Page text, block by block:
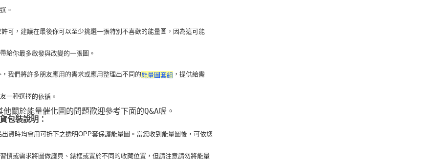
。
許可，建議在最後你可以至少挑選一張特別不喜歡的能量圖，因為這可能
給你最多啟發與改變的一張圖。
，我們將許多朋友應用的需求或應用整理出不同的
能量圖套組 ，提供給需
一種選擇的依循。
關於能量催化圖的問題歡迎參考下面的Q&A喔。
包裝說明：
貨時均會用可拆下之透明OPP套保護能量圖。當您收到能量圖後，可依您
慣或需求將圖做護貝、錶框或置於不同的收藏位置，但請注意請勿將能量